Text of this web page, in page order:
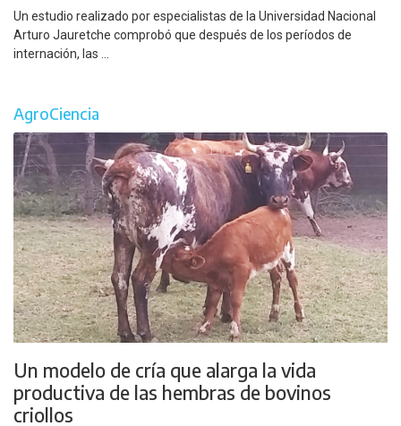
Un estudio realizado por especialistas de la Universidad Nacional
Arturo Jauretche comprobó que después de los períodos de
internación, las ...
AgroCiencia
Un modelo de cría que alarga la vida
productiva de las hembras de bovinos
criollos